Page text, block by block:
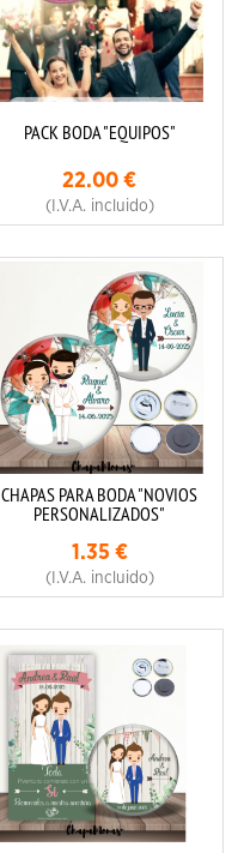
PACK BODA "EQUIPOS"
22.00 €
(I.V.A. incluido)
CHAPAS PARA BODA "NOVIOS
PERSONALIZADOS"
1.35 €
(I.V.A. incluido)